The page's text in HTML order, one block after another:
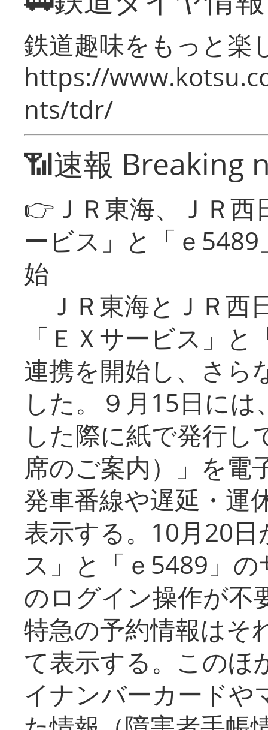
鉄道趣味をもっと楽
https://
nts/tdr/
📶速報 Breaking
👉ＪＲ東海、ＪＲ
ービス」と「ｅ
始
ＪＲ東海とＪＲ西
「ＥＸサービス」
連携を開始し、さら
した。９月15日に
した際に紙で発行し
席のご案内）」を電
発車番線や遅延・運
表示する。10月20
ス」と「ｅ5489」
のログイン操作が不
特急の予約情報はそ
て表示する。このほ
イナンバーカードや